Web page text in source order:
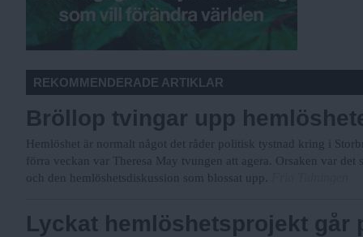
REKOMMENDERADE ARTIKLAR
Bröllop tvingar upp
Hemlöshet är normalt något det råder politisk tystnad kring i
förra veckan var Theresa May tvungen att agera. Orsaken var det
och den hemlöshetsdiskussion som blossat upp.
Lyckat hemlöshetsprojekt går